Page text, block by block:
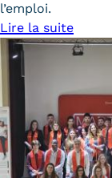
l’emploi.
Lire la suite